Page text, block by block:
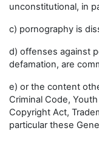
unconstitutional, in
c) pornography is
d) offenses against
defamation, are
e) or the content
Criminal Code,
Copyright Act,
particular these